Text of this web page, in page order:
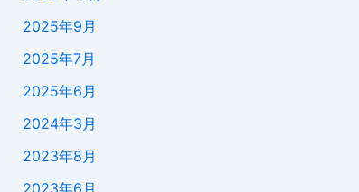
2025年9月
2025年7月
2025年6月
2024年3月
2023年8月